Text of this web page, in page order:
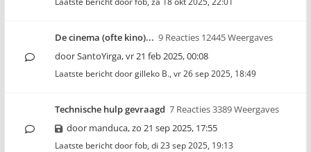
De cinema (ofte kino)... 9 Reacties 12445 Weergaves
doorSantoYirga,vr 21 feb 2025, 00:08
Laatste bericht doorgilleko B., vr 26 sep 2025, 18:49
Technische hulp gevraagd 7 Reacties 3389 Weergaves
door manduca,zo 21 sep 2025, 17:55
Laatste bericht doorfob, di 23 sep 2025, 19:13